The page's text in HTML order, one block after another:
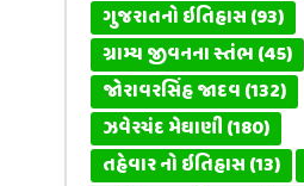
ગુજરાતનો ઇતિહાસ(93)
ગ્રામ્ય જીવનના સ્તંભ(45)
જોરાવરસિંહ જાદવ(132)
ઝવેરચંદ મેઘાણી(180)
તહેવાર નો ઇતિહાસ(13)